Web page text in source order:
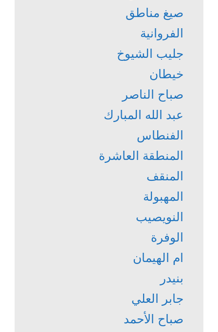
صيغ مناطق
الفروانية
جليب الشيوخ
خيطان
صباح الناصر
عبد الله المبارك
الفنطاس
المنطقة العاشرة
المنقف
المهبولة
النويصيب
الوفرة
ام الهيمان
بنيدر
جابر العلي
صباح الأحمد